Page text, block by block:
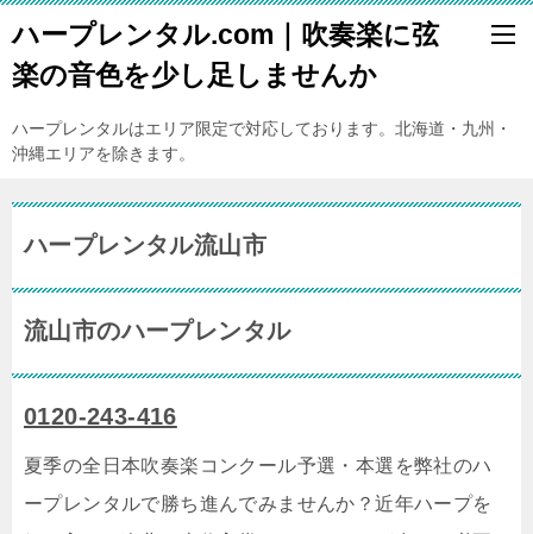
ハープレンタル.com｜吹奏楽に弦
楽の音色を少し足しませんか
ハープレンタルはエリア限定で対応しております。北海道・九州・
沖縄エリアを除きます。
ハープレンタル流山市
流山市のハープレンタル
0120-243-416
夏季の全日本吹奏楽コンクール予選・本選を弊社のハ
ープレンタルで勝ち進んでみませんか？近年ハープを